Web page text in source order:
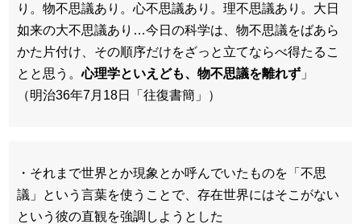
り。物不思議あり。心不思議あり。理不思議あり。大日
如来の大不思議あり…今日の科学は、物不思議をばあら
かた片付け、その順序だけをざっと立てならべ得たるこ
とと思う。心理学といえども、物不思議を離れず 」
（明治36年7月18日「往復書簡」）
・それまで世界とか現象とか呼んでいたものを「不思
議」という言葉を使うことで、存在世界にはそこがない
という彼の直観を強調しようとした